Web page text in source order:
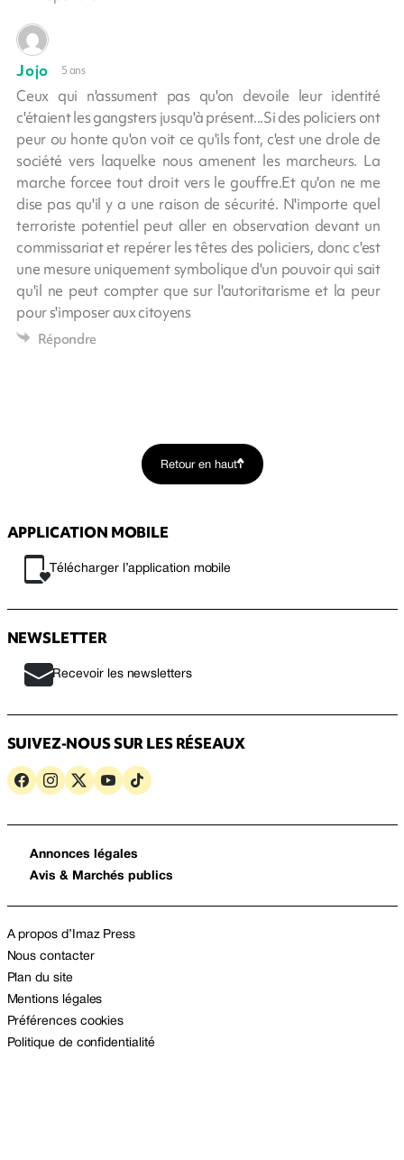
Jojo 5 ans
Ceux qui n'assument pas qu'on devoile leur identité
c'étaient les gangsters jusqu'à présent...Si des policiers ont
peur ou honte qu'on voit ce qu'ils font, c'est une drole de
société vers laquelke nous amenent les marcheurs. La
marche forcee tout droit vers le gouffre.Et qu'on ne me
dise pas qu'il y a une raison de sécurité. N'importe quel
terroriste potentiel peut aller en observation devant un
commissariat et repérer les têtes des policiers, donc c'est
une mesure uniquement symbolique d'un pouvoir qui sait
qu'il ne peut compter que sur l'autoritarisme et la peur
pour s'imposer aux citoyens
Répondre
Retour en haut
APPLICATION MOBILE
Télécharger l’application mobile
NEWSLETTER
Recevoir les newsletters
SUIVEZ-NOUS SUR LES RÉSEAUX
Annonces légales
Avis & Marchés publics
A propos d’Imaz Press
Nous contacter
Plan du site
Mentions légales
Préférences cookies
Politique de confidentialité